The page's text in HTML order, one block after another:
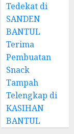
Tedekat di
SANDEN
BANTUL
Terima
Pembuatan
Snack
Tampah
Telengkap di
KASIHAN
BANTUL